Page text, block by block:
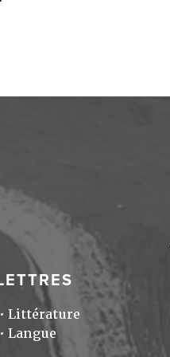
Littérature
Langue